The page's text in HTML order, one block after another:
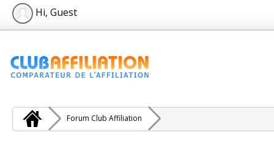
Hi, Guest
Forum Club Affiliation